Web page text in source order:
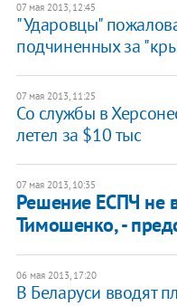
07 мая 2013, 12:45
"Ударовцы"
подчиненных за
07 мая 2013, 11:25
Со службы в
летел за $10 тыс
07 мая 2013, 10:35
Решение ЕСПЧ не
Тимошенко, -
06 мая 2013, 17:20
В Беларуси вводят